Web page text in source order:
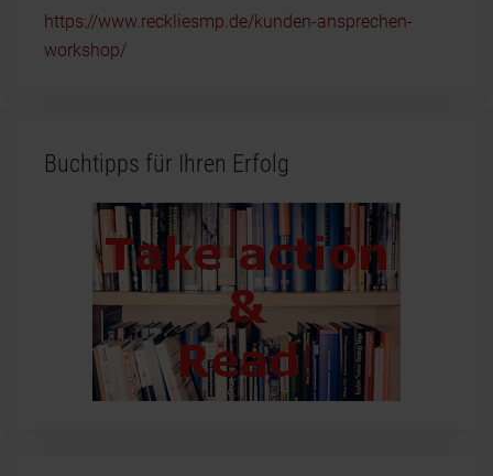
https://www.reckliesmp.de/kunden-ansprechen-
workshop/
Buchtipps für Ihren Erfolg